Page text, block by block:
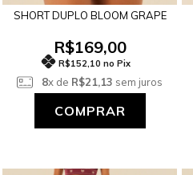
SHORT DUPLO BLOOM GRAPE
R$169,00
R$152,10 no Pix
8x de R$21,13 sem juros
COMPRAR